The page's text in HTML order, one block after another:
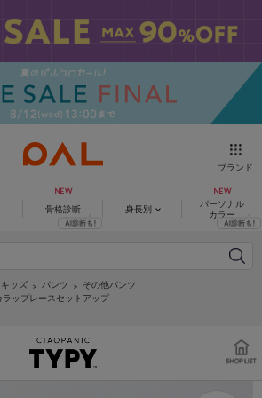
ブランド
骨格診断 身長別
パーソナル
カラー
キッズ パンツ
その他パンツ
ラップレースセットアップ